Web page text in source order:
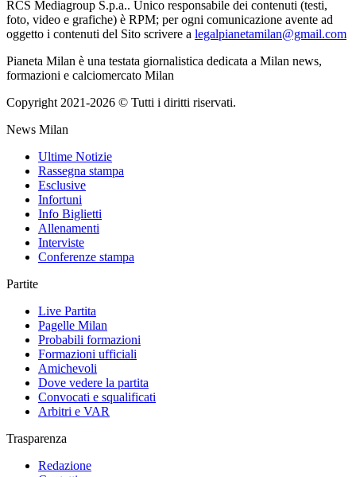
RCS Mediagroup S.p.a.. Unico responsabile dei contenuti (testi,
foto, video e grafiche) è RPM; per ogni comunicazione avente ad
oggetto i contenuti del Sito scrivere a legalpianetamilan@gmail.com
Pianeta Milan è una testata giornalistica dedicata a Milan news,
formazioni e calciomercato Milan
Copyright 2021-2026 © Tutti i diritti riservati.
News Milan
Ultime Notizie
Rassegna stampa
Esclusive
Infortuni
Info Biglietti
Allenamenti
Interviste
Conferenze stampa
Partite
Live Partita
Pagelle Milan
Probabili formazioni
Formazioni ufficiali
Amichevoli
Dove vedere la partita
Convocati e squalificati
Arbitri e VAR
Trasparenza
Redazione